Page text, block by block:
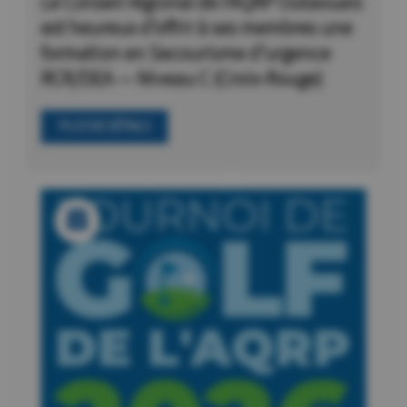
est heureux d’offrir à ses membres une
formation en Secourisme d’urgence
RCR/DEA — Niveau C (Croix-Rouge)